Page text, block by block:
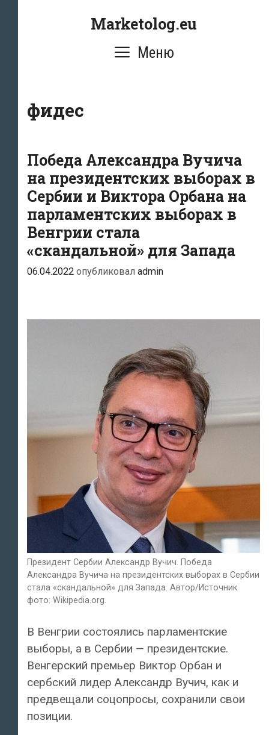
Marketolog.eu
Меню
фидес
Победа Александра Вучича
на президентских выборах в
Сербии и Виктора Орбана на
парламентских выборах в
Венгрии стала
«скандальной» для Запада
06.04.2022 опубликовал admin
Президент Сербии Александр Вучич. Победа
Александра Вучича на президентских выборах в Сербии
стала «скандальной» для Запада. Автор/Источник
фото: Wikipedia.org.
В Венгрии состоялись парламентские
выборы, а в Сербии — президентские.
Венгерский премьер Виктор Орбан и
сербский лидер Александр Вучич, как и
предвещали соцопросы, сохранили свои
позиции.